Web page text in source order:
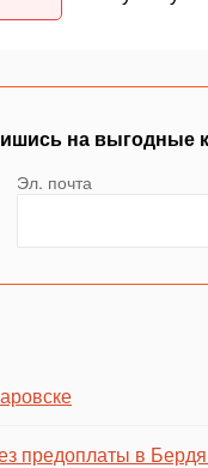
на выгодные
Эл. почта
предоплаты в